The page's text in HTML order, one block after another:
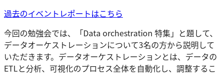
過去のイベントレポートはこちら
今回の勉強会では、「Data orchestration 特集」と題して、
データオーケストレーションについて3名の方から説明して
いただきます。データオーケストレーションとは、データの
ETLと分析、可視化のプロセス全体を自動化し、調整するこ